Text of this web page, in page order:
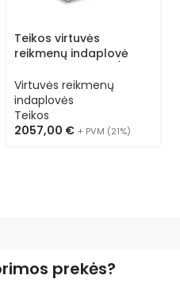
Teikos virtuvės
reikmenų indaplovė
programos 3N
Virtuvės reikmenų
indaplovės
Teikos
2057,00 € + PVM (21%)
prekės?